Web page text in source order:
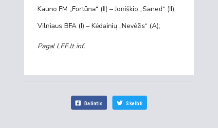
Kauno FM „Fortūna“ (II) – Joniškio „Saned“ (II);
Vilniaus BFA (I) – Kėdainių „Nevėžis“ (A);
Pagal LFF.lt inf.
Dalintis Skelbti